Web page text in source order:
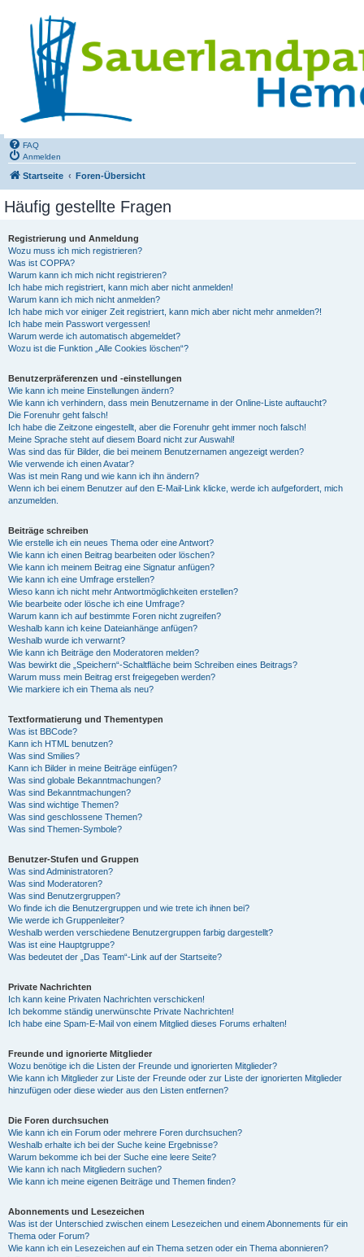
FAQ
Anmelden
Startseite Foren-Übersicht
Häufig gestellte Fragen
Registrierung und Anmeldung
Wozu muss ich mich registrieren?
Was ist COPPA?
Warum kann ich mich nicht registrieren?
Ich habe mich registriert, kann mich aber nicht anmelden!
Warum kann ich mich nicht anmelden?
Ich habe mich vor einiger Zeit registriert, kann mich aber nicht mehr anmelden?!
Ich habe mein Passwort vergessen!
Warum werde ich automatisch abgemeldet?
Wozu ist die Funktion „Alle Cookies löschen“?
Benutzerpräferenzen und -einstellungen
Wie kann ich meine Einstellungen ändern?
Wie kann ich verhindern, dass mein Benutzername in der Online-Liste auftaucht?
Die Forenuhr geht falsch!
Ich habe die Zeitzone eingestellt, aber die Forenuhr geht immer noch falsch!
Meine Sprache steht auf diesem Board nicht zur Auswahl!
Was sind das für Bilder, die bei meinem Benutzernamen angezeigt werden?
Wie verwende ich einen Avatar?
Was ist mein Rang und wie kann ich ihn ändern?
Wenn ich bei einem Benutzer auf den E-Mail-Link klicke, werde ich aufgefordert, mich
anzumelden.
Beiträge schreiben
Wie erstelle ich ein neues Thema oder eine Antwort?
Wie kann ich einen Beitrag bearbeiten oder löschen?
Wie kann ich meinem Beitrag eine Signatur anfügen?
Wie kann ich eine Umfrage erstellen?
Wieso kann ich nicht mehr Antwortmöglichkeiten erstellen?
Wie bearbeite oder lösche ich eine Umfrage?
Warum kann ich auf bestimmte Foren nicht zugreifen?
Weshalb kann ich keine Dateianhänge anfügen?
Weshalb wurde ich verwarnt?
Wie kann ich Beiträge den Moderatoren melden?
Was bewirkt die „Speichern“-Schaltfläche beim Schreiben eines Beitrags?
Warum muss mein Beitrag erst freigegeben werden?
Wie markiere ich ein Thema als neu?
Textformatierung und Thementypen
Was ist BBCode?
Kann ich HTML benutzen?
Was sind Smilies?
Kann ich Bilder in meine Beiträge einfügen?
Was sind globale Bekanntmachungen?
Was sind Bekanntmachungen?
Was sind wichtige Themen?
Was sind geschlossene Themen?
Was sind Themen-Symbole?
Benutzer-Stufen und Gruppen
Was sind Administratoren?
Was sind Moderatoren?
Was sind Benutzergruppen?
Wo finde ich die Benutzergruppen und wie trete ich ihnen bei?
Wie werde ich Gruppenleiter?
Weshalb werden verschiedene Benutzergruppen farbig dargestellt?
Was ist eine Hauptgruppe?
Was bedeutet der „Das Team“-Link auf der Startseite?
Private Nachrichten
Ich kann keine Privaten Nachrichten verschicken!
Ich bekomme ständig unerwünschte Private Nachrichten!
Ich habe eine Spam-E-Mail von einem Mitglied dieses Forums erhalten!
Freunde und ignorierte Mitglieder
Wozu benötige ich die Listen der Freunde und ignorierten Mitglieder?
Wie kann ich Mitglieder zur Liste der Freunde oder zur Liste der ignorierten Mitglieder
hinzufügen oder diese wieder aus den Listen entfernen?
Die Foren durchsuchen
Wie kann ich ein Forum oder mehrere Foren durchsuchen?
Weshalb erhalte ich bei der Suche keine Ergebnisse?
Warum bekomme ich bei der Suche eine leere Seite?
Wie kann ich nach Mitgliedern suchen?
Wie kann ich meine eigenen Beiträge und Themen finden?
Abonnements und Lesezeichen
Was ist der Unterschied zwischen einem Lesezeichen und einem Abonnements für ein
Thema oder Forum?
Wie kann ich ein Lesezeichen auf ein Thema setzen oder ein Thema abonnieren?